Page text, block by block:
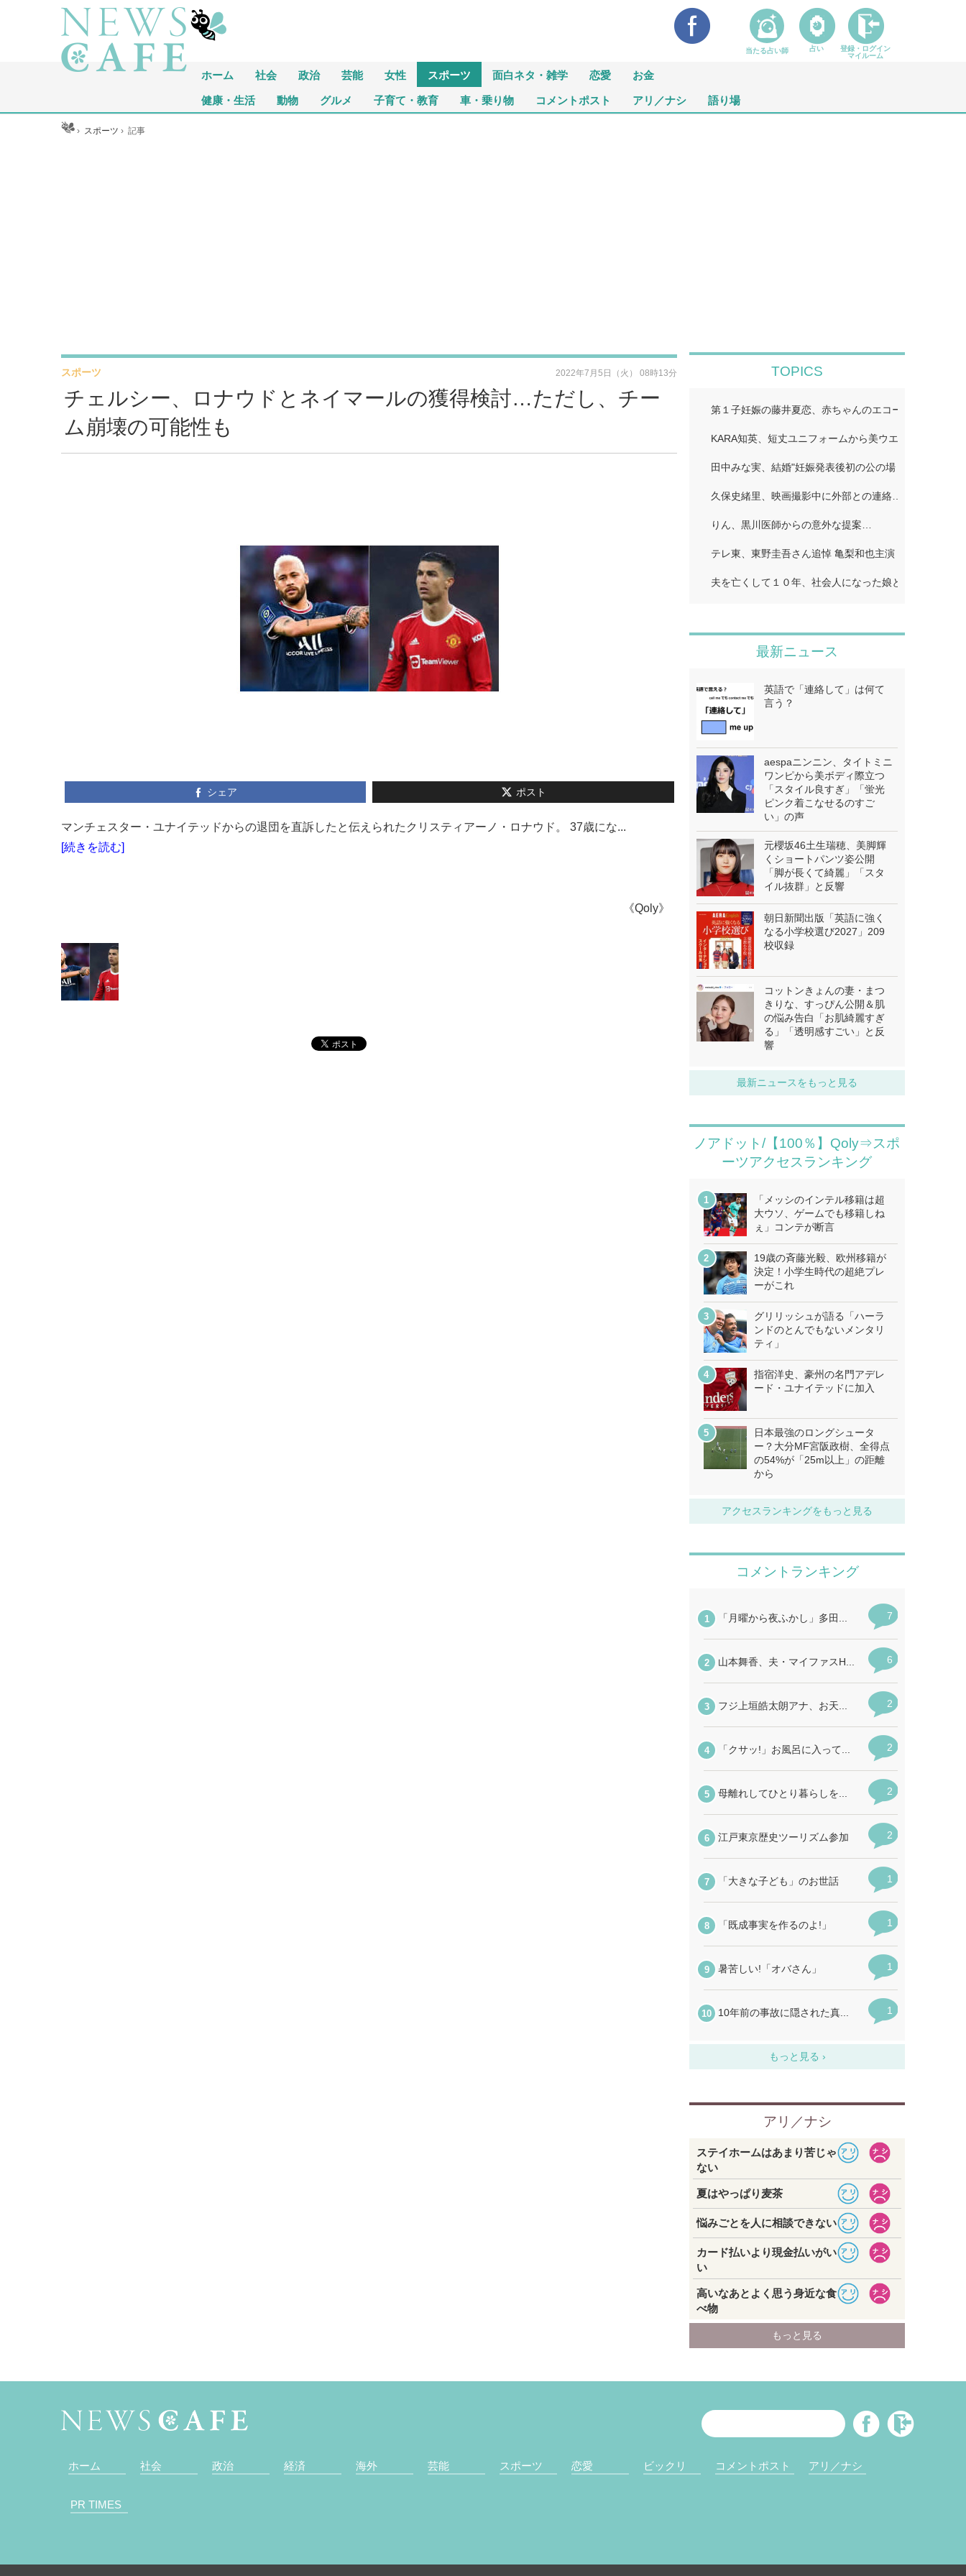
ホーム 社会 政治 芸能 女性 スポーツ 面白ネタ・雑学 恋愛 お金
健康・生活 動物 グルメ 子育て・教育 車・乗り物 コメントポスト アリ／ナシ 語り場
ホーム › スポーツ ›記事
チェルシー、ロナウドとネイマールの獲得検討…ただし、チー
ム崩壊の可能性も
スポーツ 2022年7月5日（火） 08時13分
シェア ポスト
マンチェスター・ユナイテッドからの退団を直訴したと伝えられたクリスティアーノ・ロナウド。 37歳にな...
[続きを読む]
《Qoly》
TOPICS
第１子妊娠の藤井夏恋、赤ちゃんのエコー写真公開「
KARA知英、短丈ユニフォームから美ウエストちらり
田中みな実、結婚"妊娠発表後初の公の場 WEST.重岡
久保史緒里、映画撮影中に外部との連絡…
りん、黒川医師からの意外な提案…
テレ東、東野圭吾さん追悼 亀梨和也主演「東野圭吾 手
夫を亡くして１０年、社会人になった娘とふたり暮ら
最新ニュース
英語で「連絡して」は何て
言う？
aespaニンニン、タイトミニ
ワンピから美ボディ際立つ
「スタイル良すぎ」「蛍光
ピンク着こなせるのすご
い」の声
元櫻坂46土生瑞穂、美脚輝
くショートパンツ姿公開
「脚が長くて綺麗」「スタ
イル抜群」と反響
朝日新聞出版「英語に強く
なる小学校選び2027」209
校収録
コットンきょんの妻・まつ
きりな、すっぴん公開＆肌
の悩み告白「お肌綺麗すぎ
る」「透明感すごい」と反
響
最新ニュースをもっと見る
ノアドット/【100％】Qoly⇒スポ
ーツアクセスランキング
「メッシのインテル移籍は超
大ウソ、ゲームでも移籍しね
ぇ」コンテが断言
19歳の斉藤光毅、欧州移籍が
決定！小学生時代の超絶プレ
ーがこれ
グリリッシュが語る「ハーラ
ンドのとんでもないメンタリ
ティ」
指宿洋史、豪州の名門アデレ
ード・ユナイテッドに加入
日本最強のロングシュータ
ー？大分MF宮阪政樹、全得点
の54%が「25m以上」の距離
から
アクセスランキングをもっと見る
ホーム 社会 政治 経済 海外 芸能 スポーツ 恋愛 ビックリ コメントポスト アリ／ナシ
PR TIMES
当たる占い師 占い
登録・ログイン
マイルーム